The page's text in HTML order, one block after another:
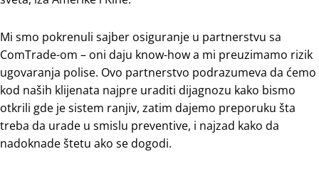
Mi smo pokrenuli sajber osiguranje u partnerstvu sa
ComTrade-om – oni daju know-how a mi preuzimamo rizik
ugovaranja polise. Ovo partnerstvo podrazumeva da ćemo
kod naših klijenata najpre uraditi dijagnozu kako bismo
otkrili gde je sistem ranjiv, zatim dajemo preporuku šta
treba da urade u smislu preventive, i najzad kako da
nadoknade štetu ako se dogodi.